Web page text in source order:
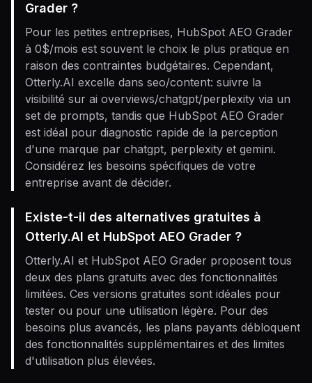
Grader ?
Pour les petites entreprises, HubSpot AEO Grader
à 0$/mois est souvent le choix le plus pratique en
raison des contraintes budgétaires. Cependant,
Otterly.AI excelle dans seo/content: suivre la
visibilité sur ai overviews/chatgpt/perplexity via un
set de prompts, tandis que HubSpot AEO Grader
est idéal pour diagnostic rapide de la perception
d'une marque par chatgpt, perplexity et gemini.
Considérez les besoins spécifiques de votre
entreprise avant de décider.
Existe-t-il des alternatives gratuites à
Otterly.AI et HubSpot AEO Grader ?
Otterly.AI et HubSpot AEO Grader proposent tous
deux des plans gratuits avec des fonctionnalités
limitées. Ces versions gratuites sont idéales pour
tester ou pour une utilisation légère. Pour des
besoins plus avancés, les plans payants débloquent
des fonctionnalités supplémentaires et des limites
d'utilisation plus élevées.